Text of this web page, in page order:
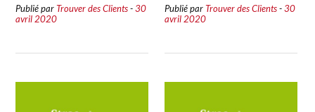
Publié parTrouver des Clients-30
avril 2020
Publié parTrouver des Clients-30
avril 2020